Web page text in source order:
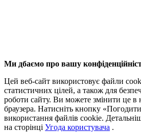
Ми дбаємо про вашу
Цей веб-сайт використовує файли
статистичних цілей, а також для
роботи сайту. Ви можете змінити це
браузера. Натисніть кнопку
використання файлів cookie.
на сторінці Угода користувача .